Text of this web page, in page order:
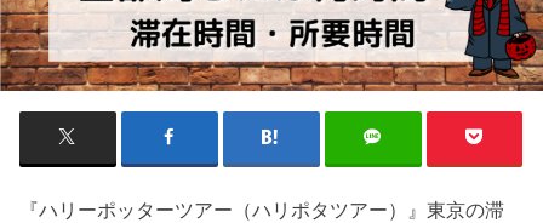
『ハリーポッターツアー（ハリポタツアー）』東京の滞